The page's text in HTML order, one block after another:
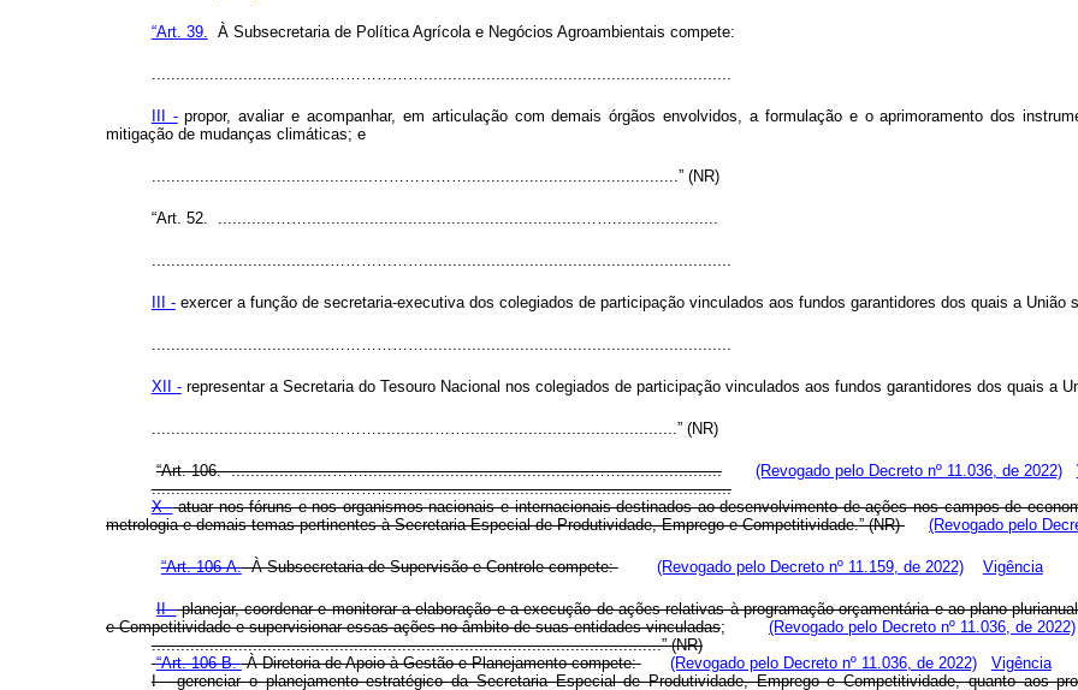
“Art. 39. À Subsecretaria de Política Agrícola e Negócios Agroambientais compete:
.....................................………………................................................................
III -propor, avaliar e acompanhar, em articulação com demais órgãos envolvidos, a formulação e o aprimoramento dos
mitigação de mudanças climáticas; e
..............................................………………............................................” (NR)
“Art. 52. ............…….........................................................……......................
.....................................………………................................................................
III -exercer a função de secretaria-executiva dos colegiados de participação vinculados aos fundos garantidores dos quais a União
.....................................………………................................................................
XII -representar a Secretaria do Tesouro Nacional nos colegiados de participação vinculados aos fundos garantidores dos quais a
.....................................………............……............................................” (NR)
“Art. 106. .....................……...............................................……..................... (Revogado pelo Decreto nº 11.036, de 2022)
.....................................………………................................................................
X -atuar nos fóruns e nos organismos nacionais e internacionais destinados ao desenvolvimento de ações nos campos de
metrologia e demais temas pertinentes à Secretaria Especial de Produtividade, Emprego e Competitividade.” (NR)
(Revogado pelo
“Art. 106-A.À Subsecretaria de Supervisão e Controle compete: (Revogado pelo Decreto nº 11.159, de 2022) Vigência
II -planejar, coordenar e monitorar a elaboração e a execução de ações relativas à programação orçamentária e ao plano
e Competitividade e supervisionar essas ações no âmbito de suas entidades vinculadas;
(Revogado pelo Decreto nº 11.036, de 2022)
..........................................................................................................” (NR)
“Art. 106-B.À Diretoria de Apoio à Gestão e Planejamento compete: (Revogado pelo Decreto nº 11.036, de 2022)
Vigência
I - gerenciar o planejamento estratégico da Secretaria Especial de Produtividade, Emprego e Competitividade, quanto aos